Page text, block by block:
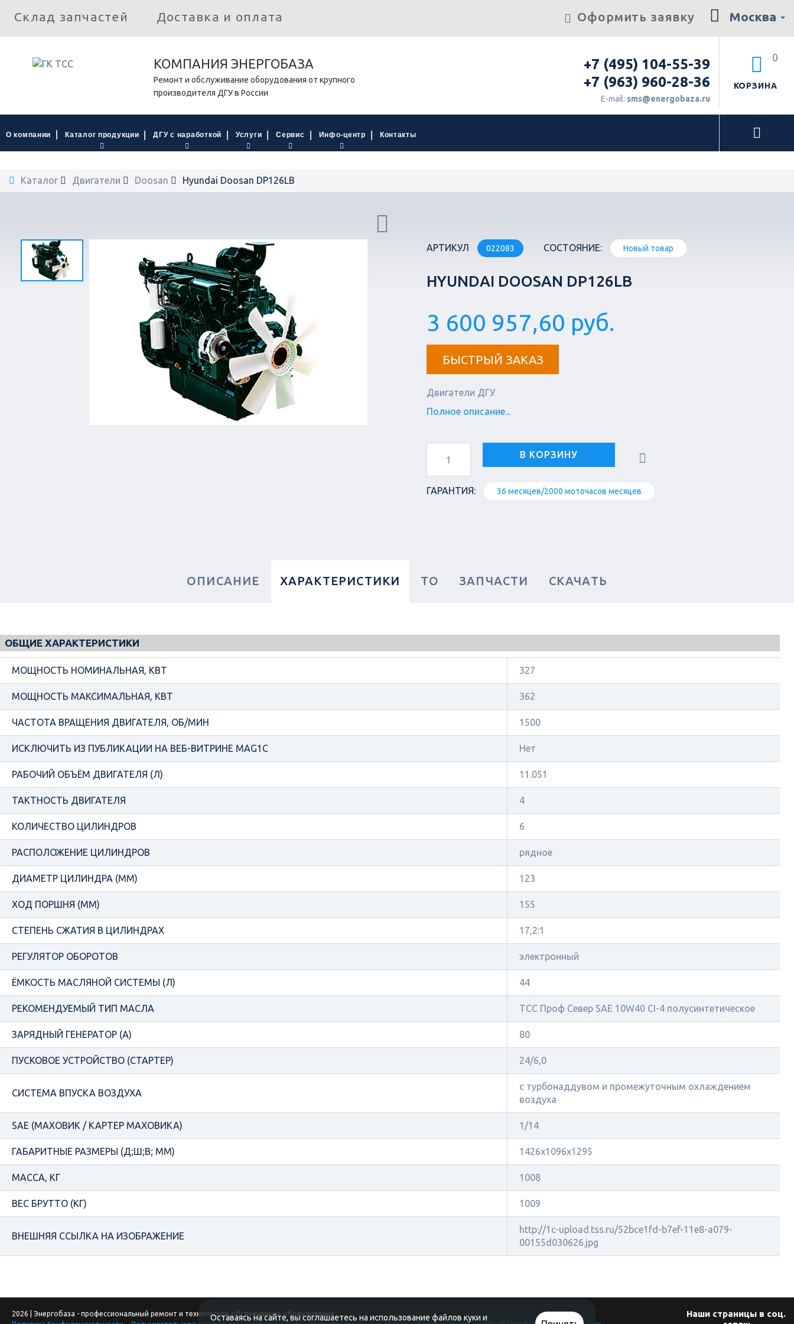
Москва
Склад запчастей Доставка и оплата Оформить заявку
КОМПАНИЯ ЭНЕРГОБАЗА
Ремонт и обслуживание оборудования от крупного
производителя ДГУ в России
КОРЗИНА
0
+7 (495) 104-55-39
+7 (963) 960-28-36
E-mail: sms@energobaza.ru
О компании Каталог продукции ДГУ с наработкой Услуги Сервис Инфо-центр Контакты
Каталог Двигатели Doosan Hyundai Doosan DP126LB
АРТИКУЛ 022083 СОСТОЯНИЕ: Новый товар
HYUNDAI DOOSAN DP126LB
3 600 957,60 руб.
БЫСТРЫЙ ЗАКАЗ
Двигатели ДГУ
Полное описание...
В КОРЗИНУ
ГАРАНТИЯ: 36 месяцев/2000 моточасов месяцев
ОПИСАНИЕ ХАРАКТЕРИСТИКИ ТО ЗАПЧАСТИ СКАЧАТЬ
ОБЩИЕ ХАРАКТЕРИСТИКИ
МОЩНОСТЬ НОМИНАЛЬНАЯ, КВТ 327
МОЩНОСТЬ МАКСИМАЛЬНАЯ, КВТ 362
ЧАСТОТА ВРАЩЕНИЯ ДВИГАТЕЛЯ, ОБ/МИН 1500
ИСКЛЮЧИТЬ ИЗ ПУБЛИКАЦИИ НА ВЕБ-ВИТРИНЕ MAG1C Нет
РАБОЧИЙ ОБЪЁМ ДВИГАТЕЛЯ (Л) 11.051
ТАКТНОСТЬ ДВИГАТЕЛЯ 4
КОЛИЧЕСТВО ЦИЛИНДРОВ 6
РАСПОЛОЖЕНИЕ ЦИЛИНДРОВ рядное
ДИАМЕТР ЦИЛИНДРА (ММ) 123
ХОД ПОРШНЯ (ММ) 155
СТЕПЕНЬ СЖАТИЯ В ЦИЛИНДРАХ 17,2:1
РЕГУЛЯТОР ОБОРОТОВ электронный
ЁМКОСТЬ МАСЛЯНОЙ СИСТЕМЫ (Л) 44
РЕКОМЕНДУЕМЫЙ ТИП МАСЛА ТСС Проф Север SAE 10W40 CI-4 полусинтетическое
ЗАРЯДНЫЙ ГЕНЕРАТОР (А) 80
ПУСКОВОЕ УСТРОЙСТВО (СТАРТЕР) 24/6,0
СИСТЕМА ВПУСКА ВОЗДУХА
с турбонаддувом и промежуточным охлаждением
воздуха
SAE (МАХОВИК / КАРТЕР МАХОВИКА) 1/14
ГАБАРИТНЫЕ РАЗМЕРЫ (Д;Ш;В; ММ) 1426х1096х1295
МАССА, КГ 1008
ВЕС БРУТТО (КГ) 1009
ВНЕШНЯЯ ССЫЛКА НА ИЗОБРАЖЕНИЕ
http://1c-upload.tss.ru/52bce1fd-b7ef-11e8-a079-
00155d030626.jpg
2026 | Энергобаза - профессиональный ремонт и техническое обслуживание оборудования.
Наши страницы в соц.
Оставаясь на сайте, вы соглашаетесь на использование файлов куки и